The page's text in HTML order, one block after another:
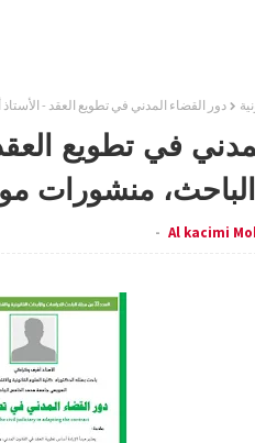
دور القضاء المدني في تطويع العقد -
في تطويع
منشورات